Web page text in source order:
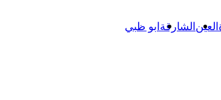
العين الشارقة ابو ظبي